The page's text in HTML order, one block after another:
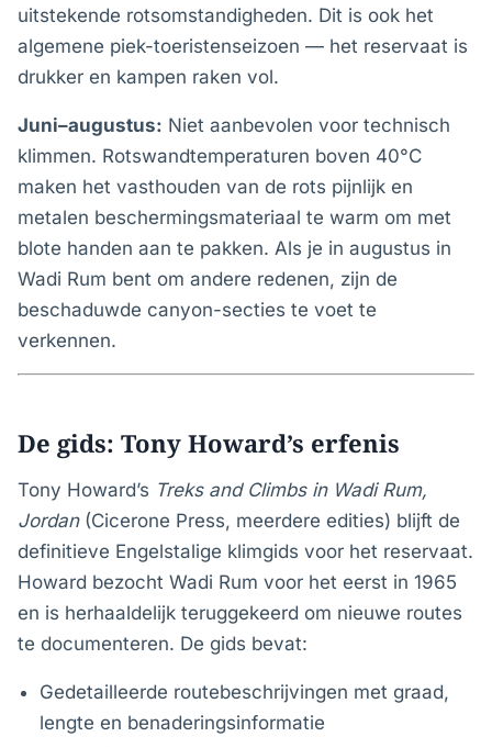
uitstekende rotsomstandigheden. Dit is ook het
algemene piek-toeristenseizoen — het reservaat is
drukker en kampen raken vol.
Juni–augustus: Niet aanbevolen voor technisch
klimmen. Rotswandtemperaturen boven 40°C
maken het vasthouden van de rots pijnlijk en
metalen beschermingsmateriaal te warm om met
blote handen aan te pakken. Als je in augustus in
Wadi Rum bent om andere redenen, zijn de
beschaduwde canyon-secties te voet te
verkennen.
De gids: Tony Howard’s erfenis
Tony Howard’s Treks and Climbs in Wadi Rum,
Jordan(Cicerone Press, meerdere edities) blijft de
definitieve Engelstalige klimgids voor het reservaat.
Howard bezocht Wadi Rum voor het eerst in 1965
en is herhaaldelijk teruggekeerd om nieuwe routes
te documenteren. De gids bevat:
Gedetailleerde routebeschrijvingen met graad,
lengte en benaderingsinformatie